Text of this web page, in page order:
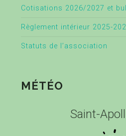
Cotisations 2026/2027 et
Règlement intérieur 2025-
Statuts de l’association
MÉTÉO
Saint-